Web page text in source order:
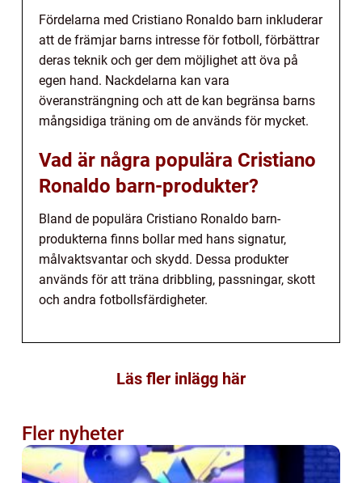
Fördelarna med Cristiano Ronaldo barn inkluderar
att de främjar barns intresse för fotboll, förbättrar
deras teknik och ger dem möjlighet att öva på
egen hand. Nackdelarna kan vara
överansträngning och att de kan begränsa barns
mångsidiga träning om de används för mycket.
Vad är några populära Cristiano
Ronaldo barn-produkter?
Bland de populära Cristiano Ronaldo barn-
produkterna finns bollar med hans signatur,
målvaktsvantar och skydd. Dessa produkter
används för att träna dribbling, passningar, skott
och andra fotbollsfärdigheter.
Läs fler inlägg här
Fler nyheter